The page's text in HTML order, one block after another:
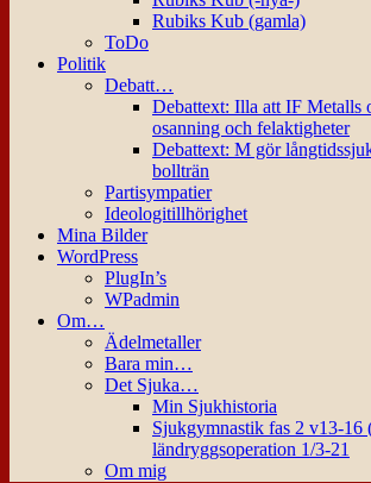
Rubiks Kub (gamla)
ToDo
Politik
Debatt…
Debattext: Illa att IF Metalls
osanning och felaktigheter
Debattext: M gör
bollträn
Partisympatier
Ideologitillhörighet
Mina Bilder
WordPress
PlugIn’s
WPadmin
Om…
Ädelmetaller
Bara min…
Det Sjuka…
Min Sjukhistoria
Sjukgymnastik fas 2 v13-16
ländryggsoperation 1/3-21
Om mig